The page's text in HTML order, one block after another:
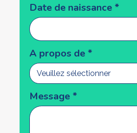
Date de naissance *
A propos de *
Message *